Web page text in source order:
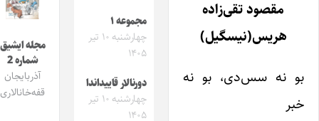
مقصود تقی‌زاده
هریس(نیسگیل)
بو نه سس‌دی، بو نه
خبر
مجموعه ۱
چهارشنبه ۱۰ تیر
۱۴۰۵
دورنالار قاییداندا
چهارشنبه ۱۰ تیر
۱۴۰۵
مجله ایشیق
شماره 2
آذربایجان
قفه‌خانالاری